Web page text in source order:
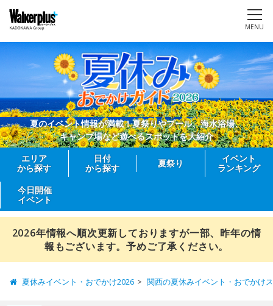
MENU
夏のイベント情報が満載！夏祭りやプール、海水浴場、
キャンプ場など遊べるスポットを大紹介
エリア
から探す
日付
から探す
夏祭り
イベント
ランキング
今日開催
イベント
2026年情報へ順次更新しておりますが一部、昨年の情
報もございます。予めご了承ください。
夏休みイベント・おでかけ2026 関西の夏休みイベント・おでかけ